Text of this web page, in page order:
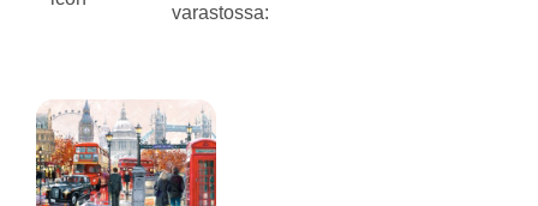
varastossa: